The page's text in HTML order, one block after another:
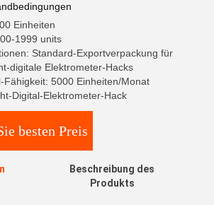
Einheiten
1999 units
Standard-Exportverpackung für
digitale Elektrometer-Hacks
Fähigkeit: 5000 Einheiten/Monat
Digital-Elektrometer-Hack
besten Preis
Beschreibung des
Produkts